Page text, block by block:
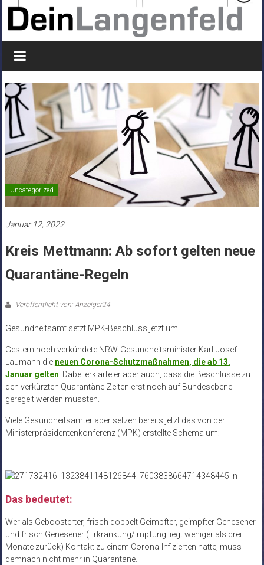
Uncategorized
Januar 12, 2022
Kreis Mettmann: Ab sofort gelten neue
Quarantäne-Regeln
Veröffentlicht von: Anzeiger24
Gesundheitsamt setzt MPK-Beschluss jetzt um
Gestern noch verkündete NRW-Gesundheitsminister Karl-Josef
Laumann die neuen Corona-Schutzmaßnahmen, die ab 13.
Januar gelten. Dabei erklärte er aber auch, dass die Beschlüsse zu
den verkürzten Quarantäne-Zeiten erst noch auf Bundesebene
geregelt werden müssten.
Viele Gesundheitsämter aber setzen bereits jetzt das von der
Ministerpräsidentenkonferenz (MPK) erstellte Schema um:
Das bedeutet:
Wer als Geboosterter, frisch doppelt Geimpfter, geimpfter Genesener
und frisch Genesener (Erkrankung/Impfung liegt weniger als drei
Monate zurück) Kontakt zu einem Corona-Infizierten hatte, muss
demnach nicht mehr in Quarantäne.